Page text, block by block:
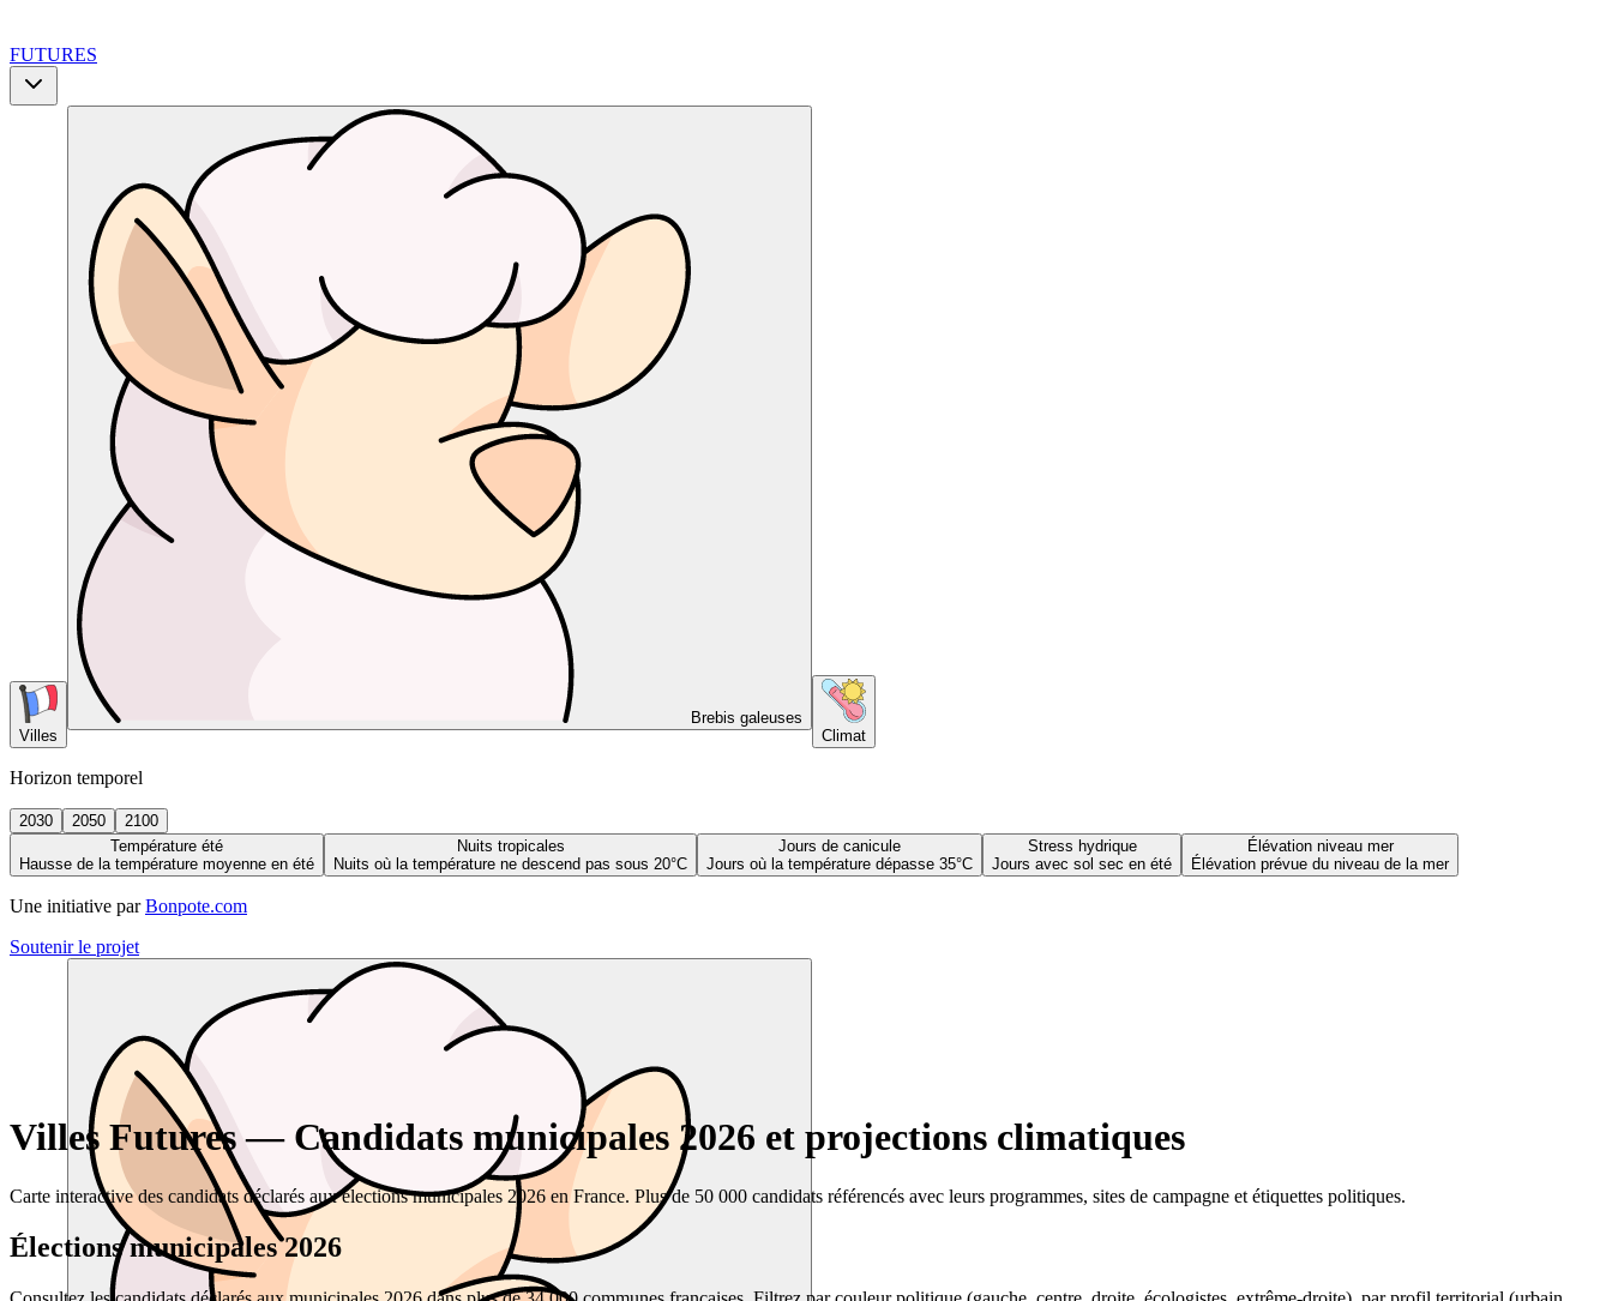
FUTURES
Villes
Brebis galeuses
Climat
Horizon temporel
2030 2050
2100
Température été
Hausse de la température moyenne en été
Nuits tropicales
Nuits où la température ne descend pas sous 20°C
Jours de canicule
Jours où la température dépasse 35°C
Stress hydrique
Jours avec sol sec en été
Élévation niveau mer
Élévation prévue du niveau de la mer
Une initiative par Bonpote.com
Soutenir le projet
Villes Futures — Candidats municipales 2026 et projections climatiques
Carte interactive des candidats déclarés aux élections municipales 2026 en France. Plus de 50 000 candidats référencés avec leurs programmes, sites de campagne et étiquettes politiques.
Élections municipales 2026